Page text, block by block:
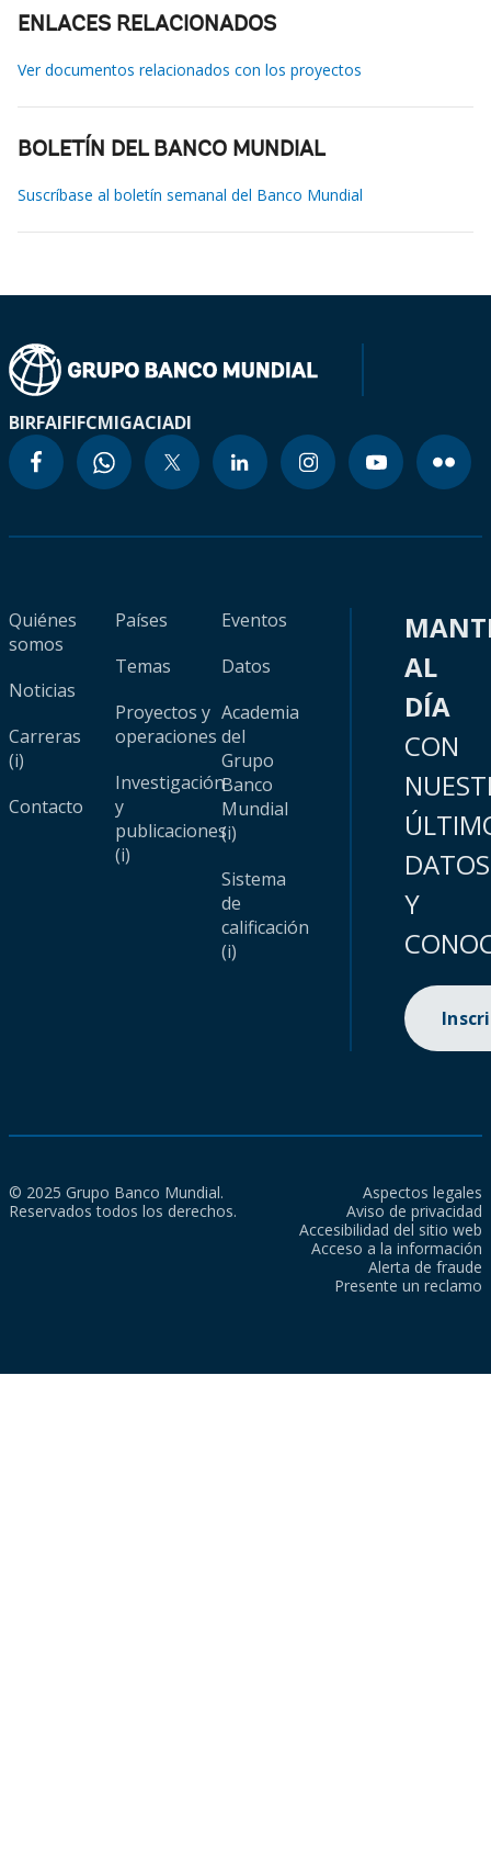
ENLACES RELACIONADOS
Ver documentos relacionados con los proyectos
BOLETÍN DEL BANCO MUNDIAL
Suscríbase al boletín semanal del Banco Mundial
BIRFAIFIFCMIGACIADI
Quiénes
somos
Noticias
Carreras
(i)
Contacto
Países
Temas
Proyectos y
operaciones
Investigación
y
publicaciones
(i)
Eventos
Datos
Academia
del
Grupo
Banco
Mundial
(i)
Sistema
de
calificación
(i)
AL
DÍA
CON
DATOS
Y
© 2025 Grupo Banco Mundial.
Reservados todos los derechos.
Aspectos legales
Aviso de privacidad
Accesibilidad del sitio web
Acceso a la información
Alerta de fraude
Presente un reclamo